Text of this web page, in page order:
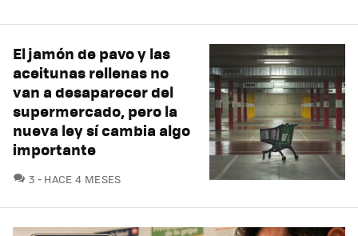
El jamón de pavo y las
aceitunas rellenas no
van a desaparecer del
supermercado, pero la
nueva ley sí cambia algo
importante
3 COMENTARIOS
HACE 4 MESES